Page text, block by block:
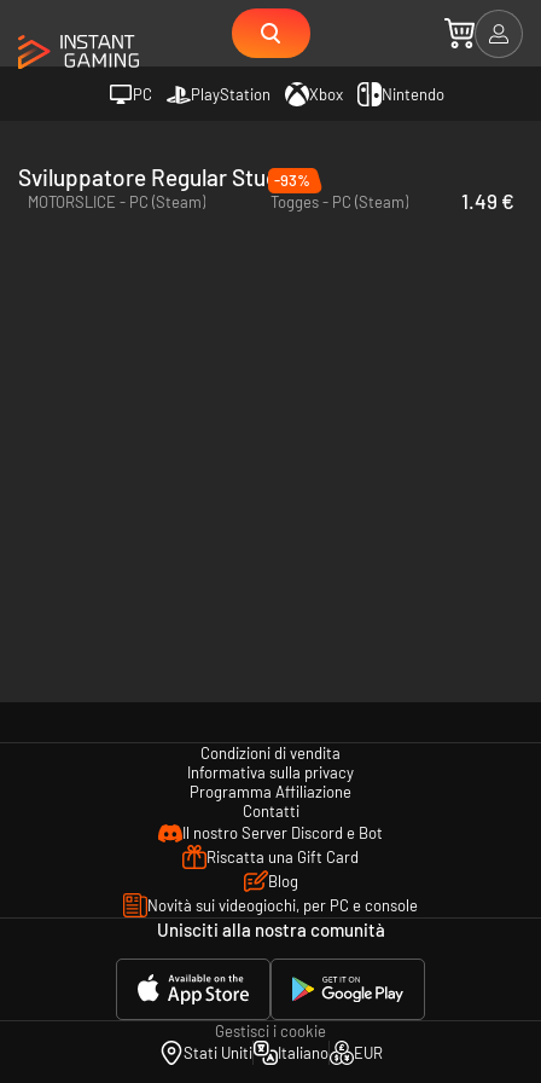
PC PlayStation Xbox Nintendo
Sviluppatore Regular Studio
MOTORSLICE - PC (Steam)
-93%
Togges - PC (Steam)
1.49 €
Condizioni di vendita
Informativa sulla privacy
Programma Affiliazione
Contatti
Il nostro Server Discord e Bot
Riscatta una Gift Card
Blog
Novità sui videogiochi, per PC e console
Unisciti alla nostra comunità
Gestisci i cookie
Stati Uniti
Italiano EUR